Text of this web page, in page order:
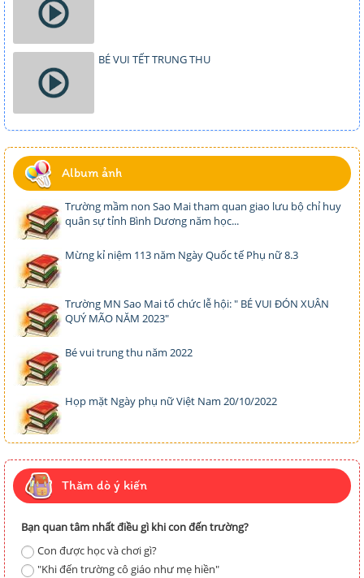
BÉ VUI TẾT TRUNG THU
Album ảnh
Trường mầm non Sao Mai tham quan giao lưu bộ chỉ huy
quân sự tỉnh Bình Dương năm học...
Mừng kỉ niệm 113 năm Ngày Quốc tế Phụ nữ 8.3
Trường MN Sao Mai tổ chức lễ hội: " BÉ VUI ĐÓN XUÂN
QUÝ MÃO NĂM 2023"
Bé vui trung thu năm 2022
Họp mặt Ngày phụ nữ Việt Nam 20/10/2022
Thăm dò ý kiến
Bạn quan tâm nhất điều gì khi con đến trường?
Con được học và chơi gì?
"Khi đến trường cô giáo như mẹ hiền"